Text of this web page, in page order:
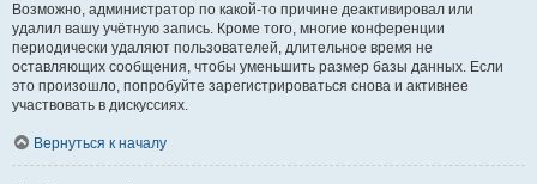
Возможно, администратор по какой-то причине деактивировал или
удалил вашу учётную запись. Кроме того, многие конференции
периодически удаляют пользователей, длительное время не
оставляющих сообщения, чтобы уменьшить размер базы данных. Если
это произошло, попробуйте зарегистрироваться снова и активнее
участвовать в дискуссиях.
Вернуться к началу